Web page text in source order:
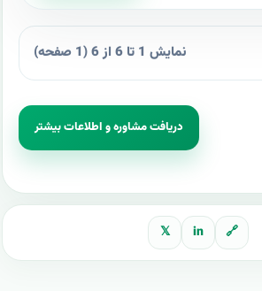
نمایش 1 تا 6 از 6 (1 صفحه)
دریافت مشاوره و اطلاعات بیشتر
🔗
in
𝕏